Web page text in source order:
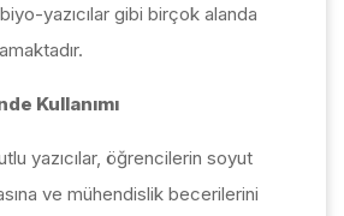
yazıcılar gibi birçok alanda
Kullanımı
yazıcılar, öğrencilerin soyut
ve mühendislik becerilerini